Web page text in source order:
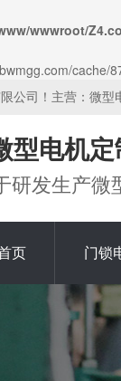
wwwroot/
公司！主营：微
型电机
研发生产微
页 门锁